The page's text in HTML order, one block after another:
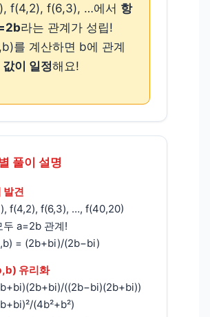
f(4,2), f(6,3), …에서 항
라는 관계가 성립!
를 계산하면 b에 관계
값이 일정해요!
풀이 설명
발견
f(4,2), f(6,3), …, f(40,20)
a=2b 관계!
= (2b+bi)/(2b−bi)
유리화
((2b−bi)(2b+bi))
(4b²+b²)